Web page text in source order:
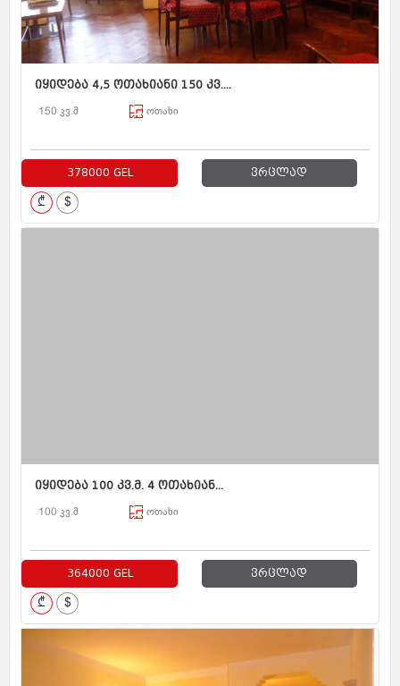
იყიდება 4,5 ოთახიანი 150 კვ....
150 კვ.მ ოთახი
378000 GEL ვრცლად
₾ $
იყიდება 100 კვ.მ. 4 ოთახიან...
100 კვ.მ ოთახი
364000 GEL ვრცლად
₾ $